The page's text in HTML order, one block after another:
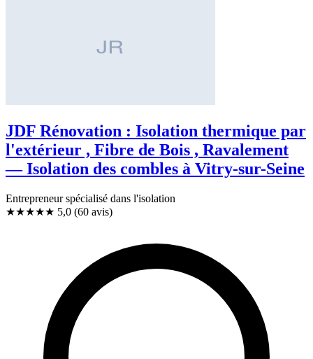
JDF Rénovation : Isolation thermique par
l'extérieur , Fibre de Bois , Ravalement
— Isolation des combles à Vitry-sur-Seine
Entrepreneur spécialisé dans l'isolation
★★★★★ 5,0 (60 avis)